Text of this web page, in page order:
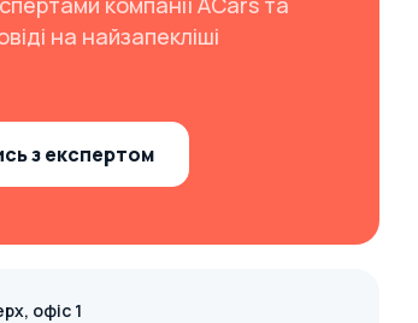
на найзапекліші
з експертом
офіс 1